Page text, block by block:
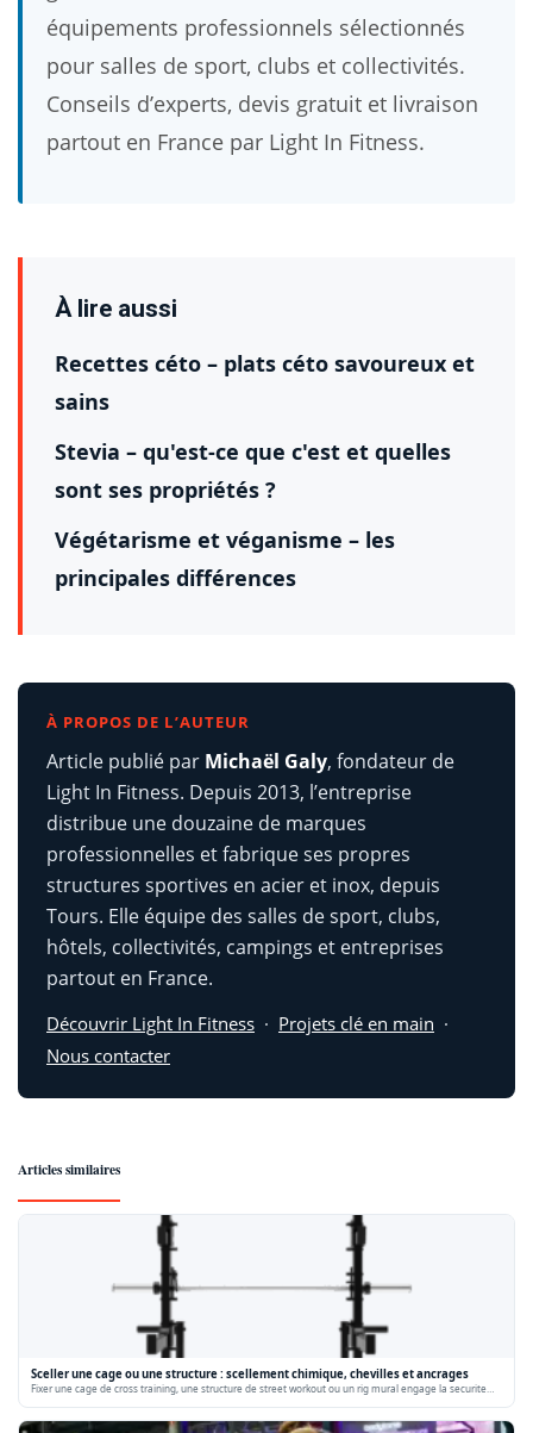
équipements professionnels sélectionnés
pour salles de sport, clubs et collectivités.
Conseils d’experts, devis gratuit et livraison
partout en France par Light In Fitness.
À lire aussi
Recettes céto – plats céto savoureux et
sains
Stevia – qu'est-ce que c'est et quelles
sont ses propriétés ?
Végétarisme et véganisme – les
principales différences
À PROPOS DE L’AUTEUR
Article publié par Michaël Galy, fondateur de
Light In Fitness. Depuis 2013, l’entreprise
distribue une douzaine de marques
professionnelles et fabrique ses propres
structures sportives en acier et inox, depuis
Tours. Elle équipe des salles de sport, clubs,
hôtels, collectivités, campings et entreprises
partout en France.
Découvrir Light In Fitness · Projets clé en main ·
Nous contacter
Articles similaires
Sceller une cage ou une structure : scellement chimique, chevilles et ancrages
Fixer une cage de cross training, une structure de street workout ou un rig mural engage la securite…